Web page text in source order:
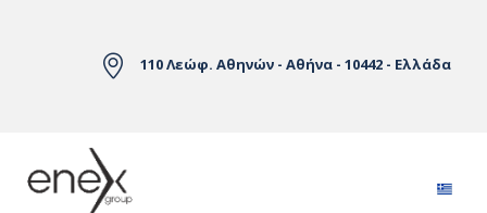
110 Λεώφ. Αθηνών - Αθήνα - 10442 - Ελλάδα
Αγορές Ηλεκτρικής Ενέργειας